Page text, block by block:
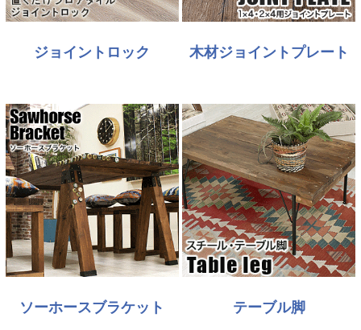
ジョイントロック 木材ジョイントプレート
ソーホースブラケット テーブル脚